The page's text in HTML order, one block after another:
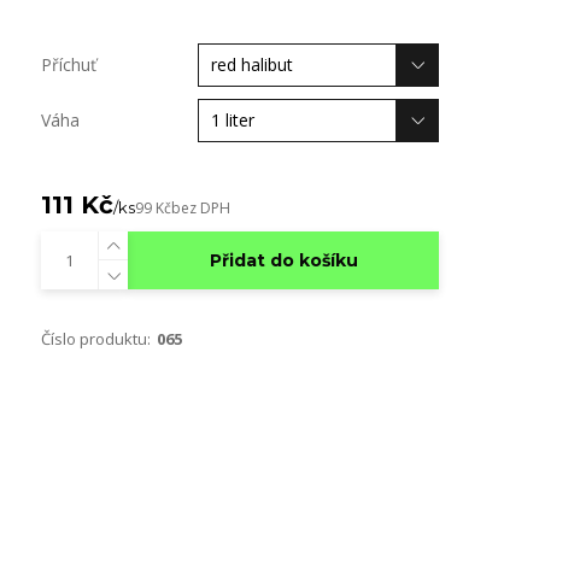
Příchuť
Váha
111 Kč/ks99 Kčbez DPH
Přidat do košíku
Číslo produktu: 065